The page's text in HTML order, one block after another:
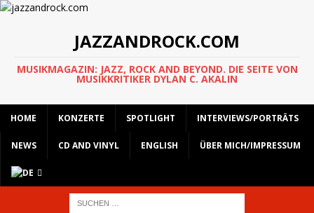
JAZZANDROCK.COM
MUSIKMAGAZIN: JAZZ, ROCK AND BEYOND. DIE SEITE VON
MUSIKKRITIKER DYLAN C. AKALIN
HOME KONZERTE SPOTLIGHT INTERVIEWS/PORTRÄTS
NEWS CD AND VINYL ENGLISH ÜBER MICH/IMPRESSUM